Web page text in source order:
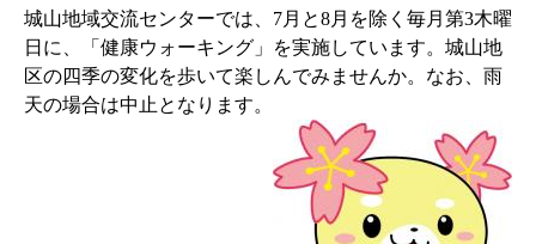
城山地域交流センターでは、7月と8月を除く毎月第3木曜
日に、「健康ウォーキング」を実施しています。城山地
区の四季の変化を歩いて楽しんでみませんか。なお、 雨
天の場合は中止となります。